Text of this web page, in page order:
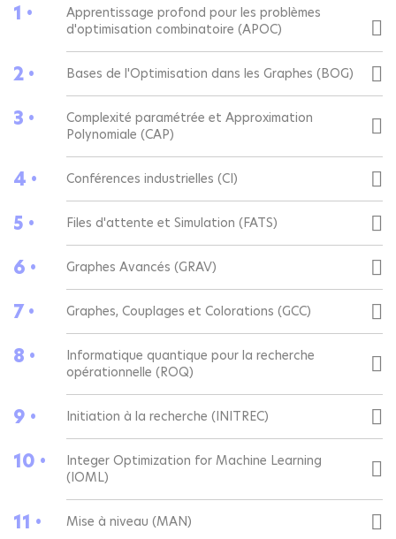
1 •
Apprentissage profond pour les problèmes
d'optimisation combinatoire (APOC)
2 • Bases de l'Optimisation dans les Graphes (BOG)
3 •
Complexité paramétrée et Approximation
Polynomiale (CAP)
4 • Conférences industrielles (CI)
5 • Files d'attente et Simulation (FATS)
6 • Graphes Avancés (GRAV)
7 • Graphes, Couplages et Colorations (GCC)
8 •
Informatique quantique pour la recherche
opérationnelle (ROQ)
9 • Initiation à la recherche (INITREC)
10 •
Integer Optimization for Machine Learning
(IOML)
11 • Mise à niveau (MAN)